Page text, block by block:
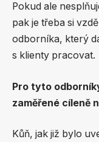
Pokud ale
pak je třeba si
odborníka, který
s klienty pracovat.
Pro tyto
zaměřené cíleně
Kůň, jak již bylo